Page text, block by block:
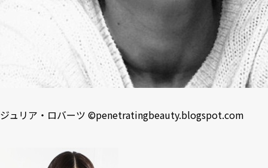
ジュリア・ロバーツ ©penetratingbeauty.blogspot.com